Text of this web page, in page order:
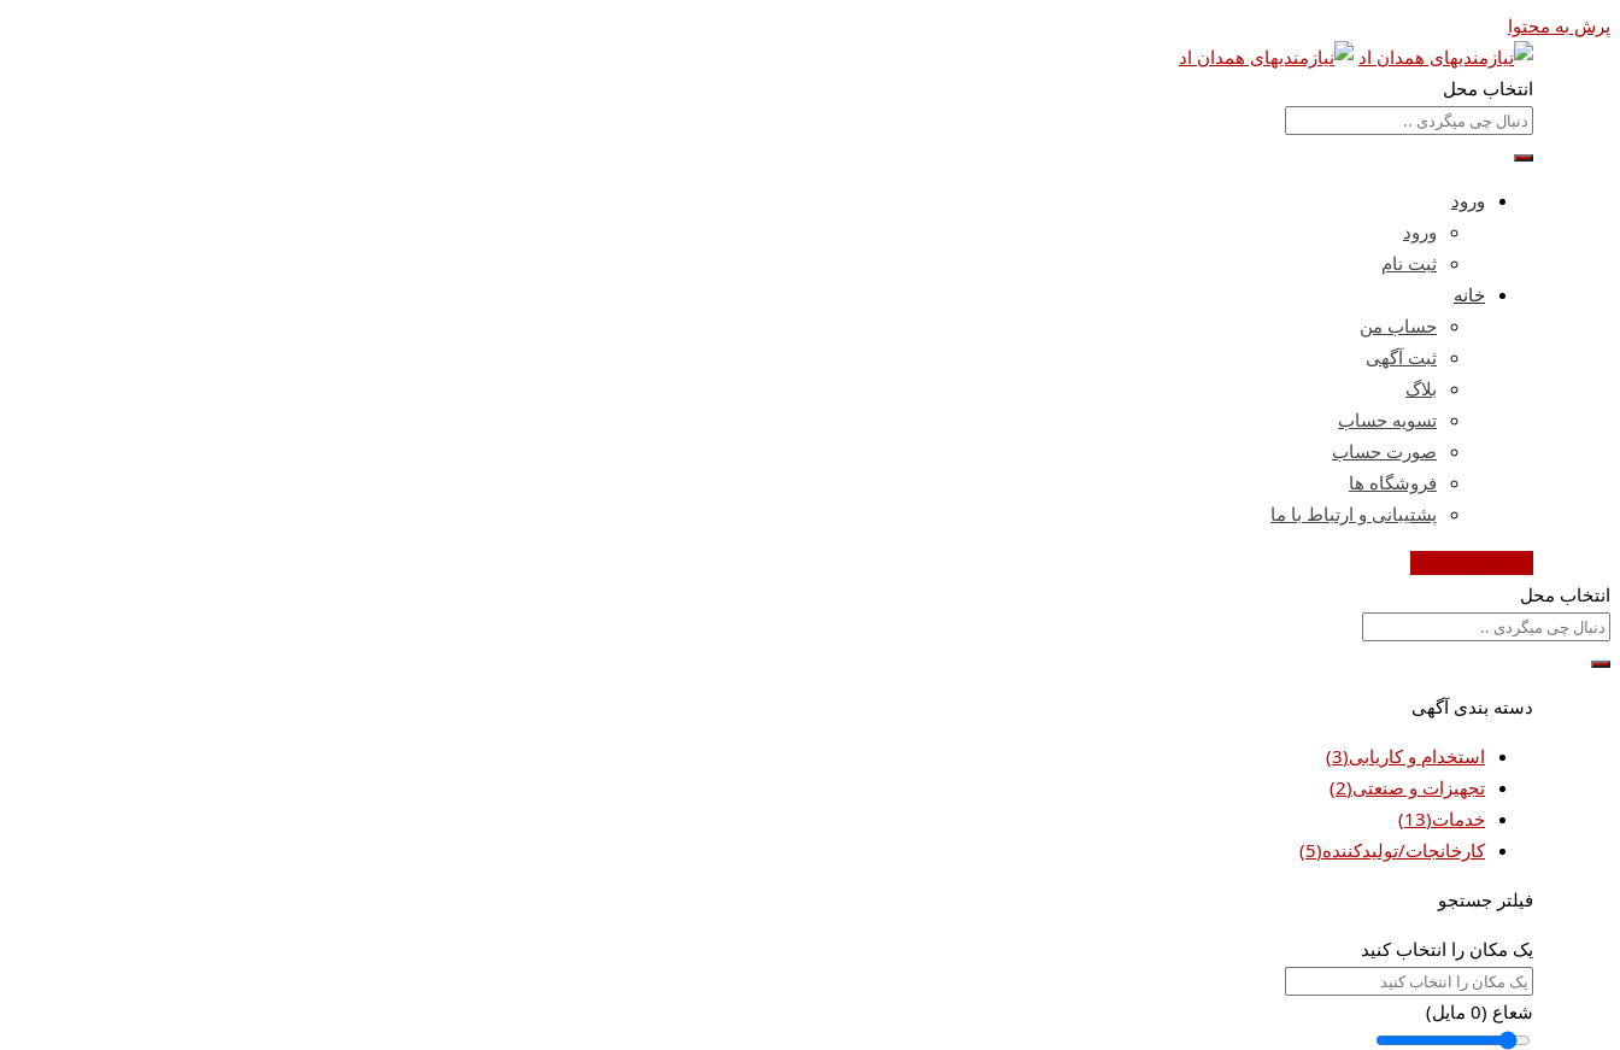
پرش به محتوا
انتخاب محل
ورود
ورود
ثبت نام
خانه
حساب من
ثبت آگهی
بلاگ
تسویه حساب
صورت حساب
فروشگاه ها
پشتیبانی و ارتباط با ما
انتخاب محل
دسته بندی آگهی
استخدام و کاریابی(3)
تجهیزات و صنعتی(2)
خدمات(13)
کارخانجات/تولیدکننده(5)
فیلتر جستجو
یک مکان را انتخاب کنید
شعاع (0 مایل)